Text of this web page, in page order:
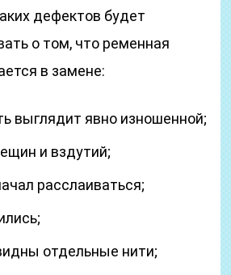
дефектов будет
о том, что ременная
в замене:
выглядит явно изношенной;
и вздутий;
расслаиваться;
отдельные нити;